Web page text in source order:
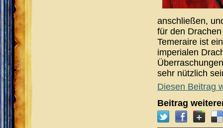
anschließen,
für den
Temeraire ist
imperialen
sehr nützlich
Diesen Beitrag
Beitrag